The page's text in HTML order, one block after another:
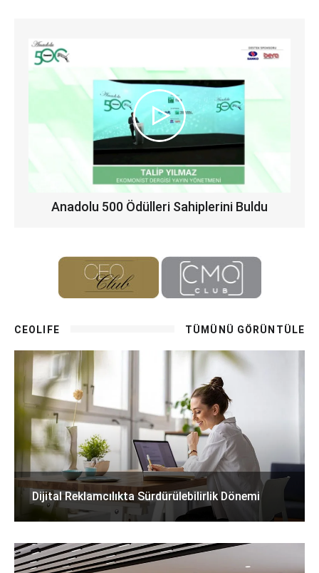
Anadolu 500 Ödülleri Sahiplerini Buldu
CEOLIFE TÜMÜNÜ GÖRÜNTÜLE
Dijital Reklamcılıkta Sürdürülebilirlik Dönemi